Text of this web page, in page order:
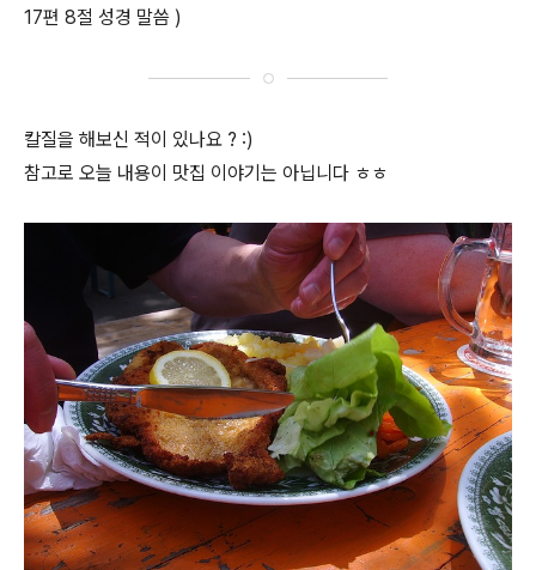
17편 8절 성경 말씀 )
칼질을 해보신 적이 있나요 ? :)
참고로 오늘 내용이 맛집 이야기는 아닙니다 ㅎㅎ